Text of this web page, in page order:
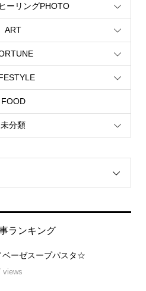
ーリングPHOTO
ART
FOOD
未分類
ランキング
ーゼスープパスタ☆
views